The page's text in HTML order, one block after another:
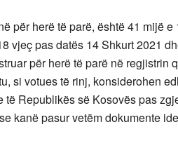
për herë të parë, është 41 mijë e
vjeç pas datës 14 Shkurt 2021
për herë të parë në regjistrin
si votues të rinj, konsiderohen
Republikës së Kosovës pas
kanë pasur vetëm dokumente